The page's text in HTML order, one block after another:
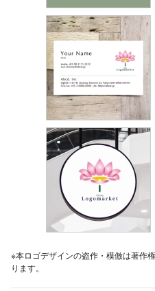
※本ロゴデザインの盗作・模倣は著作
ります。